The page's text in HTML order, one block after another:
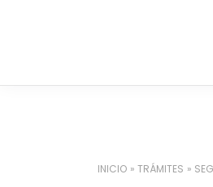
INICIO TRÁMITES